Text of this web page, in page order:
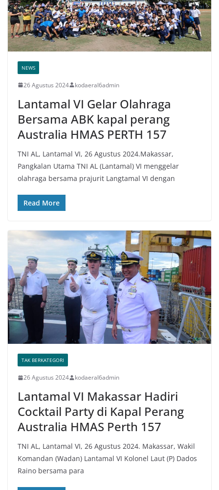
NEWS
26 Agustus 2024 kodaeral6admin
Lantamal VI Gelar Olahraga
Bersama ABK kapal perang
Australia HMAS PERTH 157
TNI AL, Lantamal VI, 26 Agustus 2024.Makassar,
Pangkalan Utama TNI AL (Lantamal) VI menggelar
olahraga bersama prajurit Langtamal VI dengan
Read More
TAK BERKATEGORI
26 Agustus 2024 kodaeral6admin
Lantamal VI Makassar Hadiri
Cocktail Party di Kapal Perang
Australia HMAS Perth 157
TNI AL, Lantamal VI, 26 Agustus 2024. Makassar, Wakil
Komandan (Wadan) Lantamal VI Kolonel Laut (P) Dados
Raino bersama para